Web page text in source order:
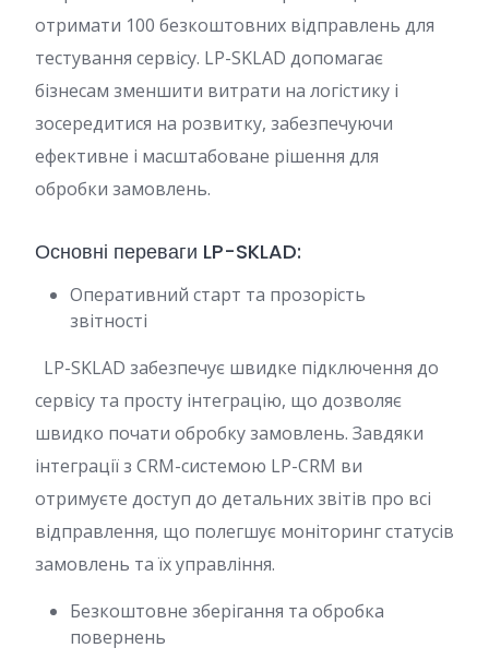
отримати 100 безкоштовних відправлень для
тестування сервісу. LP-SKLAD допомагає
бізнесам зменшити витрати на логістику і
зосередитися на розвитку, забезпечуючи
ефективне і масштабоване рішення для
обробки замовлень.
Основні переваги LP-SKLAD:
Оперативний старт та прозорість
звітності
LP-SKLAD забезпечує швидке підключення до
сервісу та просту інтеграцію, що дозволяє
швидко почати обробку замовлень. Завдяки
інтеграції з CRM-системою LP-CRM ви
отримуєте доступ до детальних звітів про всі
відправлення, що полегшує моніторинг статусів
замовлень та їх управління.
Безкоштовне зберігання та обробка
повернень